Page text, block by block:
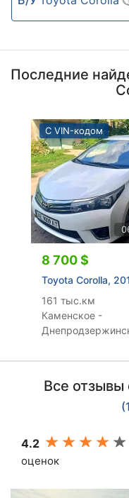
Последние
С VIN-кодом
8 700 $
Toyota Corolla,
161 тыс.км
Каменское -
Все отзывы
4.2
оценок